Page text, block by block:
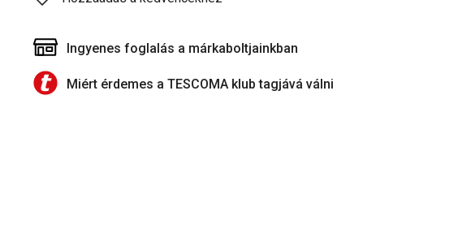
Ingyenes foglalás a márkaboltjainkban
Miért érdemes a TESCOMA klub tagjává válni